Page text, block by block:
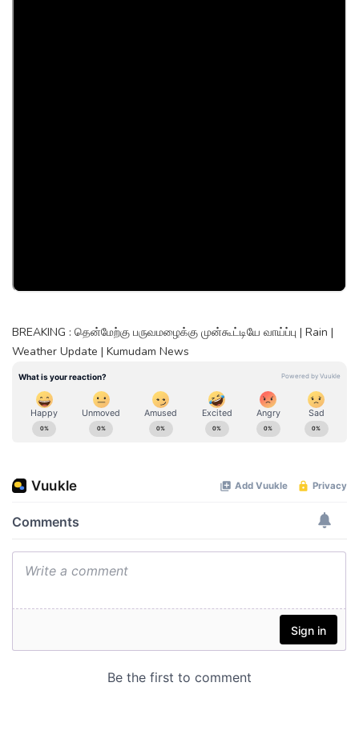
BREAKING : தென்மேற்கு பருவமழைக்கு முன்கூட்டியே வாய்ப்பு | Rain |
Weather Update | Kumudam News